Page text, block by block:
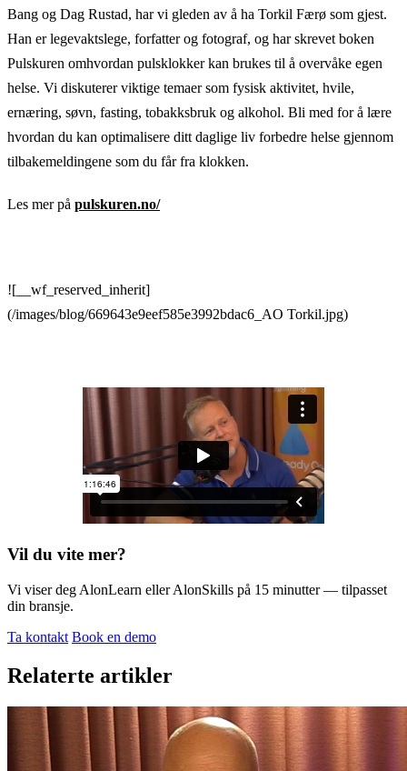
Bang og Dag Rustad, har vi gleden av å ha Torkil Færø som gjest.
Han er legevaktslege, forfatter og fotograf, og har skrevet boken
Pulskuren omhvordan pulsklokker kan brukes til å overvåke egen
helse. Vi diskuterer viktige temaer som fysisk aktivitet, hvile,
ernæring, søvn, fasting, tobakksbruk og alkohol. Bli med for å lære
hvordan du kan optimalisere ditt daglige liv forbedre helse gjennom
tilbakemeldingene som du får fra klokken.
Les mer på pulskuren.no/
![__wf_reserved_inherit]
(/images/blog/669643e9eef585e3992bdac6_AO Torkil.jpg)
Vil du vite mer?
Vi viser deg AlonLearn eller AlonSkills på 15 minutter — tilpasset
din bransje.
Ta kontakt Book en demo
Relaterte artikler